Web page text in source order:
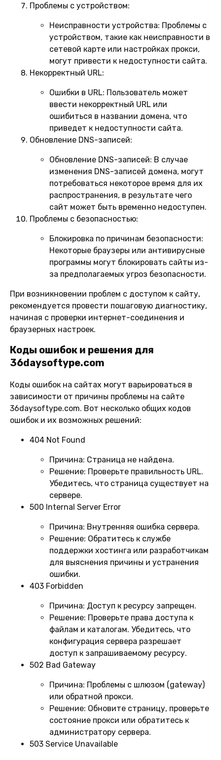
Проблемы с устройством:
Неисправности устройства: Проблемы с
устройством, такие как неисправности в
сетевой карте или настройках прокси,
могут привести к недоступности сайта.
Некорректный URL:
Ошибки в URL: Пользователь может
ввести некорректный URL или
ошибиться в названии домена, что
приведет к недоступности сайта.
Обновление DNS-записей:
Обновление DNS-записей: В случае
изменения DNS-записей домена, могут
потребоваться некоторое время для их
распространения, в результате чего
сайт может быть временно недоступен.
Проблемы с безопасностью:
Блокировка по причинам безопасности:
Некоторые браузеры или антивирусные
программы могут блокировать сайты из-
за предполагаемых угроз безопасности.
При возникновении проблем с доступом к сайту,
рекомендуется провести пошаговую диагностику,
начиная с проверки интернет-соединения и
браузерных настроек.
Коды ошибок и решения для
36daysoftype.com
Коды ошибок на сайтах могут варьироваться в
зависимости от причины проблемы на сайте
36daysoftype.com. Вот несколько общих кодов
ошибок и их возможных решений:
404 Not Found
Причина: Страница не найдена.
Решение: Проверьте правильность URL.
Убедитесь, что страница существует на
сервере.
500 Internal Server Error
Причина: Внутренняя ошибка сервера.
Решение: Обратитесь к службе
поддержки хостинга или разработчикам
для выяснения причины и устранения
ошибки.
403 Forbidden
Причина: Доступ к ресурсу запрещен.
Решение: Проверьте права доступа к
файлам и каталогам. Убедитесь, что
конфигурация сервера разрешает
доступ к запрашиваемому ресурсу.
502 Bad Gateway
Причина: Проблемы с шлюзом (gateway)
или обратной прокси.
Решение: Обновите страницу, проверьте
состояние прокси или обратитесь к
администратору сервера.
503 Service Unavailable